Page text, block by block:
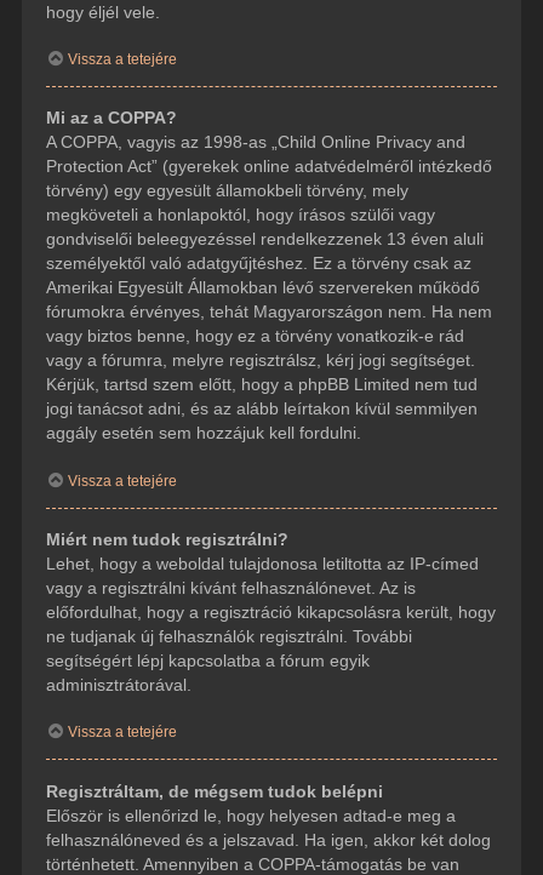
hogy éljél vele.
Vissza a tetejére
Mi az a COPPA?
A COPPA, vagyis az 1998-as „Child Online Privacy and
Protection Act” (gyerekek online adatvédelméről intézkedő
törvény) egy egyesült államokbeli törvény, mely
megköveteli a honlapoktól, hogy írásos szülői vagy
gondviselői beleegyezéssel rendelkezzenek 13 éven aluli
személyektől való adatgyűjtéshez. Ez a törvény csak az
Amerikai Egyesült Államokban lévő szervereken működő
fórumokra érvényes, tehát Magyarországon nem. Ha nem
vagy biztos benne, hogy ez a törvény vonatkozik-e rád
vagy a fórumra, melyre regisztrálsz, kérj jogi segítséget.
Kérjük, tartsd szem előtt, hogy a phpBB Limited nem tud
jogi tanácsot adni, és az alább leírtakon kívül semmilyen
aggály esetén sem hozzájuk kell fordulni.
Vissza a tetejére
Miért nem tudok regisztrálni?
Lehet, hogy a weboldal tulajdonosa letiltotta az IP-címed
vagy a regisztrálni kívánt felhasználónevet. Az is
előfordulhat, hogy a regisztráció kikapcsolásra került, hogy
ne tudjanak új felhasználók regisztrálni. További
segítségért lépj kapcsolatba a fórum egyik
adminisztrátorával.
Vissza a tetejére
Regisztráltam, de mégsem tudok belépni
Először is ellenőrizd le, hogy helyesen adtad-e meg a
felhasználóneved és a jelszavad. Ha igen, akkor két dolog
történhetett. Amennyiben a COPPA-támogatás be van